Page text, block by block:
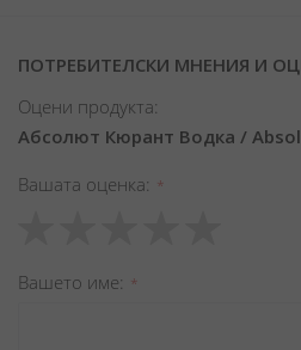
ПОТРЕБИТЕЛСКИ МНЕНИЯ И
Оцени продукта:
Абсолют Кюрант Водка /
Вашата оценка
star
stars
stars
stars
stars
Вашето име